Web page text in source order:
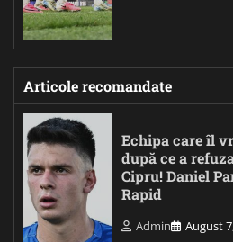
Articole recomandate
Echipa care îl
după ce a
Cipru! Daniel
Rapid
Admin August